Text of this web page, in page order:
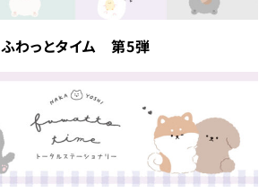
ふわっとタイム 第5弾